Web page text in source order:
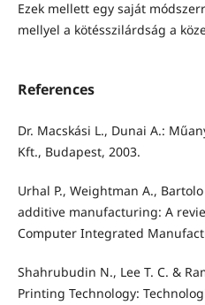
Ezek mellett egy saját
mellyel a kötésszilárdság a
References
Dr. Macskási L., Dunai A.:
Kft., Budapest, 2003.
Urhal P., Weightman A.,
additive manufacturing: A
Computer Integrated
Shahrubudin N., Lee T. C. &
Printing Technology: